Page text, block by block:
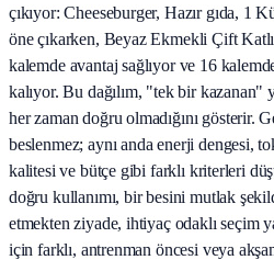
çıkıyor: Cheeseburger, Hazır gıda, 1
öne çıkarken, Beyaz Ekmekli Çift
kalemde avantaj sağlıyor ve 16
kalıyor. Bu dağılım, "tek bir kazanan"
her zaman doğru olmadığını gösterir.
beslenmez; aynı anda enerji dengesi,
kalitesi ve bütçe gibi farklı kriterleri
doğru kullanımı, bir besini mutlak
etmekten ziyade, ihtiyaç odaklı seçim
için farklı, antrenman öncesi veya